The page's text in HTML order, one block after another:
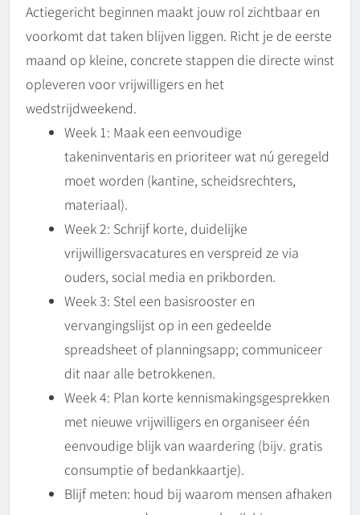
Actiegericht beginnen maakt jouw rol zichtbaar en
voorkomt dat taken blijven liggen. Richt je de eerste
maand op kleine, concrete stappen die directe winst
opleveren voor vrijwilligers en het
wedstrijdweekend.
Week 1: Maak een eenvoudige
takeninventaris en prioriteer wat nú geregeld
moet worden (kantine, scheidsrechters,
materiaal).
Week 2: Schrijf korte, duidelijke
vrijwilligersvacatures en verspreid ze via
ouders, social media en prikborden.
Week 3: Stel een basisrooster en
vervangingslijst op in een gedeelde
spreadsheet of planningsapp; communiceer
dit naar alle betrokkenen.
Week 4: Plan korte kennismakingsgesprekken
met nieuwe vrijwilligers en organiseer één
eenvoudige blijk van waardering (bijv. gratis
consumptie of bedankkaartje).
Blijf meten: houd bij waarom mensen afhaken